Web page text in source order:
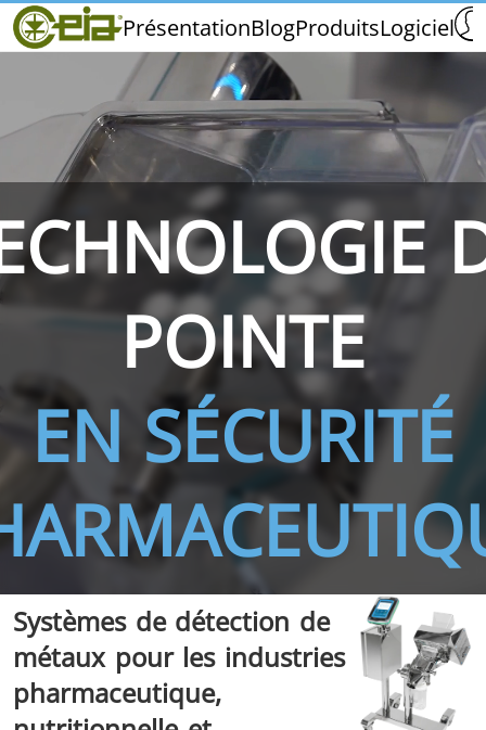
PrésentationBlogProduitsLogiciel
Home
CEIA
Salons et Événements
THS/PH210 THS/PH210-FFV THS/
THS/PH21N-FB THS/PH21N-FFV
THS/
D25
THS/FBB
THS/MBB
THS/GMS21
THS/G21
POINTE
EN SÉCURITÉ
Systèmes de détection de
métaux pour les industries
pharmaceutique,